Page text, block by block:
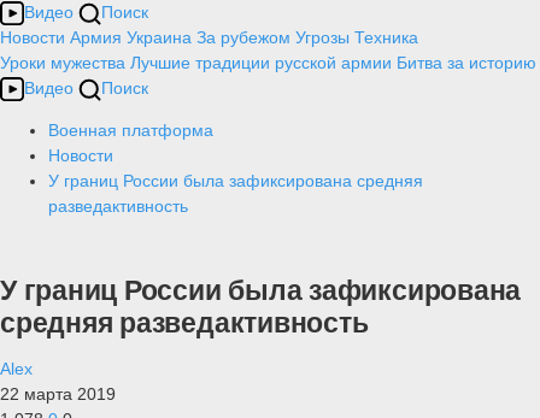
Видео
Поиск
Новости Армия Украина За рубежом Угрозы Техника
Уроки мужества Лучшие традиции русской армии Битва за историю
Видео
Поиск
Военная платформа
Новости
У границ России была зафиксирована средняя
разведактивность
У границ России была зафиксирована
средняя разведактивность
Alex
22 марта 2019